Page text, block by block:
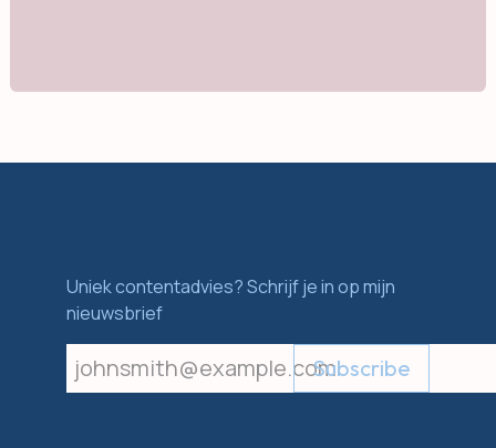
Uniek contentadvies? Schrijf je in op mijn
nieuwsbrief
Subscribe